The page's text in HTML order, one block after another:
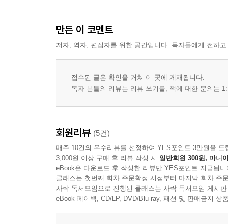
만든 이 코멘트
저자, 역자, 편집자를 위한 공간입니다. 독자들에게 전하
접수된 글은 확인을 거쳐 이 곳에 게재됩니다.
독자 분들의 리뷰는 리뷰 쓰기를, 책에 대한 문의는
회원리뷰 (5건)
매주 10건의 우수리뷰를 선정하여 YES포인트 3만원을 드
3,000원 이상 구매 후 리뷰 작성 시 일반회원 300원, 마니
eBook은 다운로드 후 작성한 리뷰만 YES포인트 지급됩니
클래스는 첫번째 회차 주문확정 시점부터 마지막 회차 주
사락 독서모임으로 진행된 클래스는 사락 독서모임 게시
eBook 페이백, CD/LP, DVD/Blu-ray, 패션 및 판매금지 상